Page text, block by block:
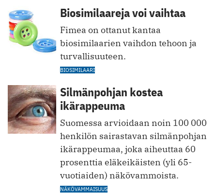
Biosimilaareja voi vaihtaa
Fimea on ottanut kantaa
biosimilaarien vaihdon tehoon ja
turvallisuuteen.
BIOSIMILAARI
Silmänpohjan kostea
ikärappeuma
Suomessa arvioidaan noin 100 000
henkilön sairastavan silmänpohjan
ikärappeumaa, joka aiheuttaa 60
prosenttia eläkeikäisten (yli 65-
vuotiaiden) näkövammoista.
NÄKÖVAMMAISUUS